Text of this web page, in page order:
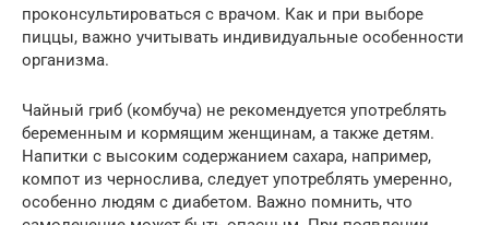
проконсультироваться с врачом. Как и при выборе
пиццы, важно учитывать индивидуальные особенности
организма.
Чайный гриб (комбуча) не рекомендуется употреблять
беременным и кормящим женщинам, а также детям.
Напитки с высоким содержанием сахара, например,
компот из чернослива, следует употреблять умеренно,
особенно людям с диабетом. Важно помнить, что